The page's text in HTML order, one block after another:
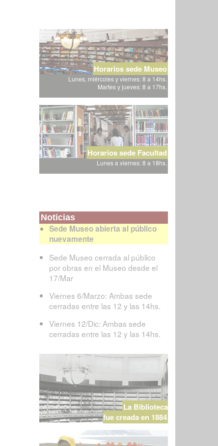
Horarios sede Museo
Lunes, miércoles y viernes: 8 a 14hs.
Martes y jueves: 8 a 17hs.
Horarios sede Facultad
Lunes a viernes: 8 a 18hs.
Noticias
Sede Museo abierta al público
nuevamente
Sede Museo cerrada al público
por obras en el Museo desde el
17/Mar
Viernes 6/Marzo: Ambas sede
cerradas entre las 12 y las 14hs.
Viernes 12/Dic: Ambas sede
cerradas entre las 12 y las 14hs.
La Biblioteca
fue creada en 1884